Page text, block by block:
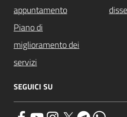
appuntamento
Piano di
miglioramento dei
servizi
SEGUICI SU